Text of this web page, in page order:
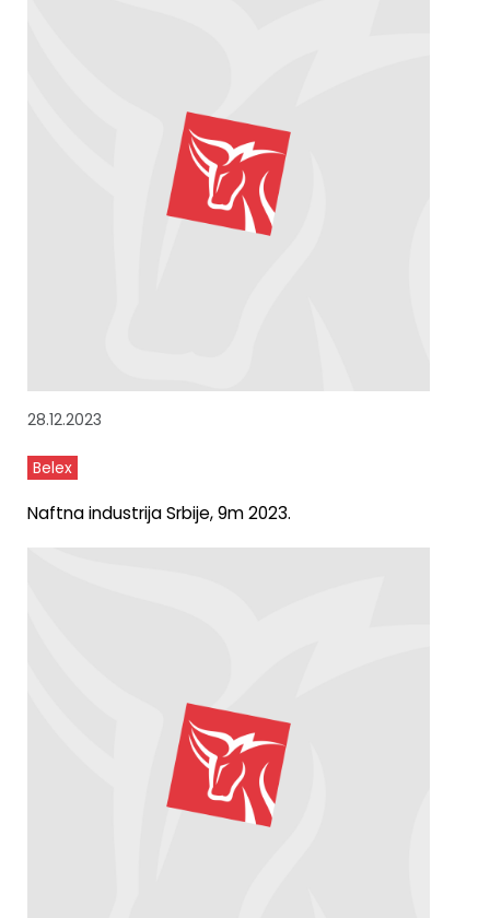
28.12.2023
Belex
Naftna industrija Srbije, 9m 2023.